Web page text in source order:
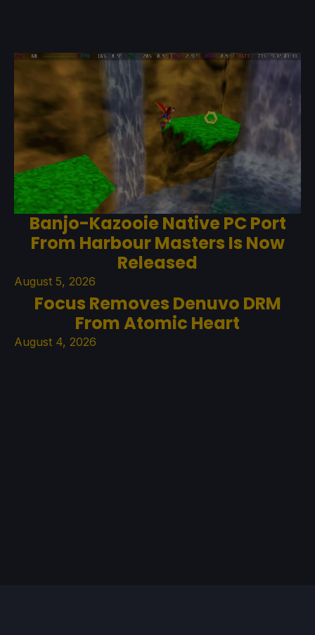
Banjo-Kazooie Native PC Port
From Harbour Masters Is Now
Released
August 5, 2026
Focus Removes Denuvo DRM
From Atomic Heart
August 4, 2026